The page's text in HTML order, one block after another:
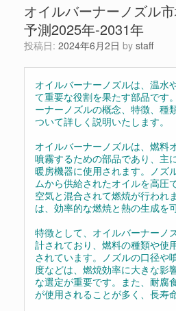
オイルバーナーノズル
予測2025年-2031年
投稿日: 2024年6月2日 by staff
オイルバーナーノズルは、温水
て重要な役割を果たす部品です
ーナーノズルの概念、特徴、種
ついて詳しく説明いたします。
オイルバーナーノズルは、燃料
噴霧するための部品であり、主
暖房機器に使用されます。ノズ
ムから供給されたオイルを高圧
空気と混合されて燃焼が行われ
は、効率的な燃焼と熱の生成を
特徴として、オイルバーナーノ
計されており、燃料の種類や使
されています。ノズルの口径や
度などは、燃焼効率に大きな影
な選定が重要です。また、耐腐
が使用されることが多く、長寿